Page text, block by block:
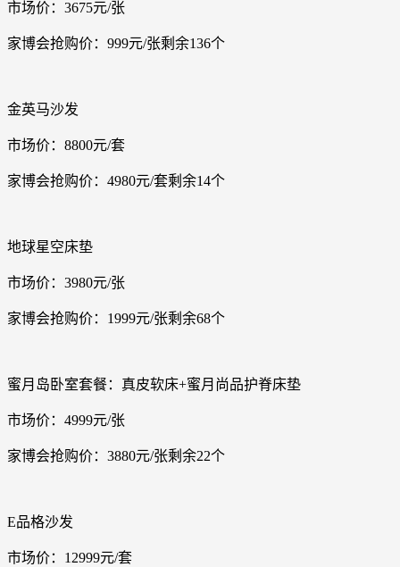
市场价：3675元/张
家博会抢购价：999元/张剩余136个
金英马沙发
市场价：8800元/套
家博会抢购价：4980元/套剩余14个
地球星空床垫
市场价：3980元/张
家博会抢购价：1999元/张剩余68个
蜜月岛卧室套餐：真皮软床+蜜月尚品护脊床垫
市场价：4999元/张
家博会抢购价：3880元/张剩余22个
E品格沙发
市场价：12999元/套